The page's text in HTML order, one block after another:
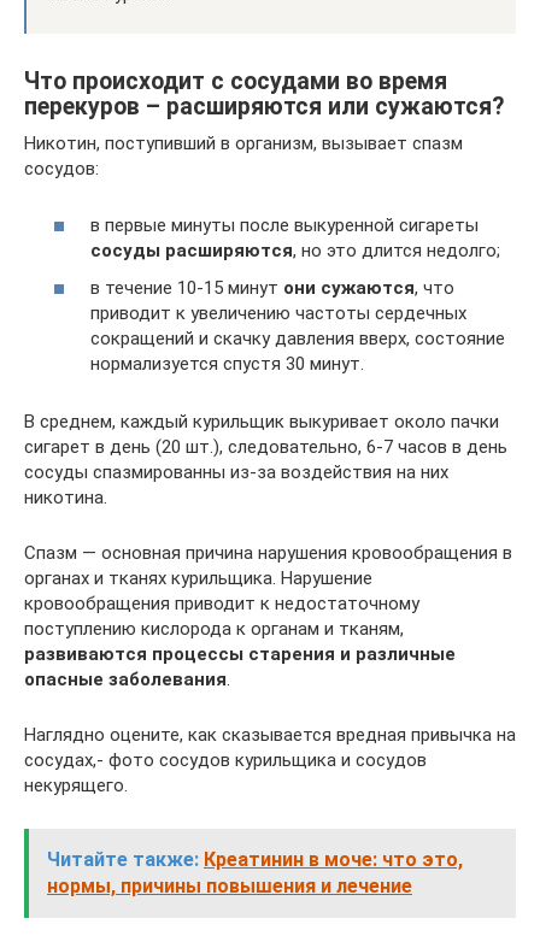
Что происходит с сосудами во время
перекуров – расширяются или сужаются?
Никотин, поступивший в организм, вызывает спазм
сосудов:
в первые минуты после выкуренной сигареты
сосуды расширяются, но это длится недолго;
в течение 10-15 минут они сужаются, что
приводит к увеличению частоты сердечных
сокращений и скачку давления вверх, состояние
нормализуется спустя 30 минут.
В среднем, каждый курильщик выкуривает около пачки
сигарет в день (20 шт.), следовательно, 6-7 часов в день
сосуды спазмированны из-за воздействия на них
никотина.
Спазм — основная причина нарушения кровообращения в
органах и тканях курильщика. Нарушение
кровообращения приводит к недостаточному
поступлению кислорода к органам и тканям,
развиваются процессы старения и различные
опасные заболевания.
Наглядно оцените, как сказывается вредная привычка на
сосудах,- фото сосудов курильщика и сосудов
некурящего.
Читайте также: Креатинин в моче: что это,
нормы, причины повышения и лечение